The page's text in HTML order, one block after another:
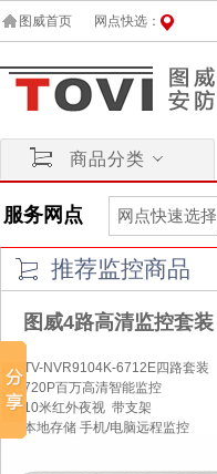
图威首页 网点快选：
商品分类
服务网点 网点快速选择
推荐监控商品
图威4路高清监控套装
TV-NVR9104K-6712E四路套装
720P百万高清智能监控
10米红外夜视 带支架
本地存储 手机/电脑远程监控